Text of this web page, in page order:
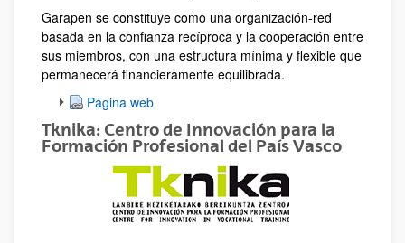
Garapen se constituye como una organización-red
basada en la confianza recíproca y la cooperación entre
sus miembros, con una estructura mínima y flexible que
permanecerá financieramente equilibrada.
Página web
Tknika: Centro de Innovación para la
Formación Profesional del País Vasco